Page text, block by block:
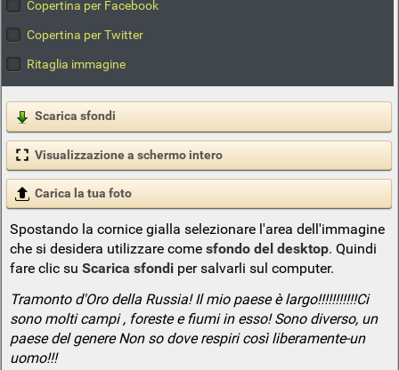
Copertina per Facebook
Copertina per Twitter
Ritaglia immagine
Scarica sfondi
Visualizzazione a schermo intero
Carica la tua foto
Spostando la cornice gialla selezionare l'area dell'immagine
che si desidera utilizzare come sfondo del desktop. Quindi
fare clic su Scarica sfondiper salvarli sul computer.
Tramonto d'Oro della Russia! Il mio paese è largo!!!!!!!!!!!Ci
sono molti campi , foreste e fiumi in esso! Sono diverso, un
paese del genere Non so dove respiri così liberamente-un
uomo!!!